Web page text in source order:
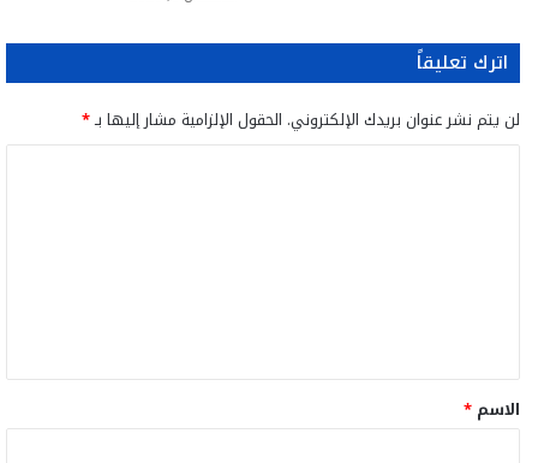
اترك تعليقاً
لن يتم نشر عنوان بريدك الإلكتروني. الحقول الإلزامية مشار إليها بـ*
ق
*
الاسم *